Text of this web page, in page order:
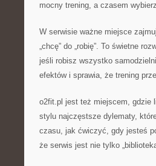
mocny trening, a czasem
W serwisie ważne miejsce
„chcę” do „robię”. To świetne
jeśli robisz wszystko
efektów i sprawia, że trening
o2fit.pl jest też miejscem, gdzie
stylu najczęstsze dylematy,
czasu, jak ćwiczyć, gdy jesteś
że serwis jest nie tylko